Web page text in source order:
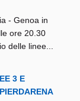
- Genoa in
ore 20.30
delle linee...
3 E